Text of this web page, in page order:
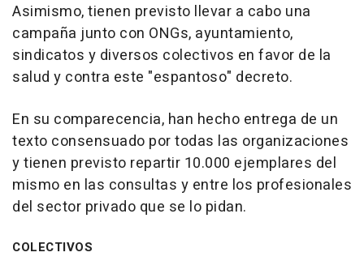
Asimismo, tienen previsto llevar a cabo una
campaña junto con ONGs, ayuntamiento,
sindicatos y diversos colectivos en favor de la
salud y contra este "espantoso" decreto.
En su comparecencia, han hecho entrega de un
texto consensuado por todas las organizaciones
y tienen previsto repartir 10.000 ejemplares del
mismo en las consultas y entre los profesionales
del sector privado que se lo pidan.
COLECTIVOS